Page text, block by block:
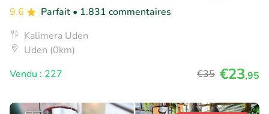
9.6 Parfait • 1.831 commentaires
Kalimera Uden
Uden (0km)
Vendu : 227
€35 €23,95